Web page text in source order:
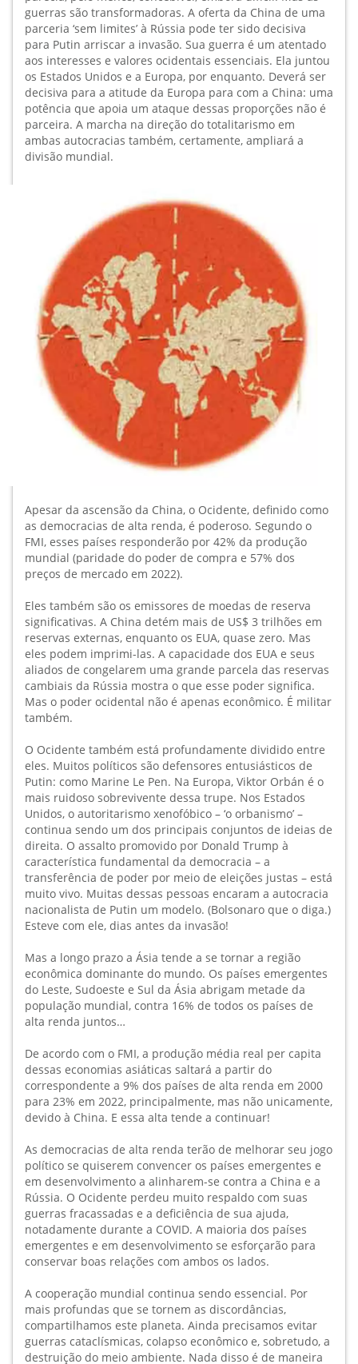
guerras são transformadoras. A oferta da China de uma
parceria ‘sem limites’ à Rússia pode ter sido decisiva
para Putin arriscar a invasão. Sua guerra é um atentado
aos interesses e valores ocidentais essenciais. Ela juntou
os Estados Unidos e a Europa, por enquanto. Deverá ser
decisiva para a atitude da Europa para com a China: uma
potência que apoia um ataque dessas proporções não é
parceira. A marcha na direção do totalitarismo em
ambas autocracias também, certamente, ampliará a
divisão mundial.
Apesar da ascensão da China, o Ocidente, definido como
as democracias de alta renda, é poderoso. Segundo o
FMI, esses países responderão por 42% da produção
mundial (paridade do poder de compra e 57% dos
preços de mercado em 2022).
Eles também são os emissores de moedas de reserva
significativas. A China detém mais de US$ 3 trilhões em
reservas externas, enquanto os EUA, quase zero. Mas
eles podem imprimi-las. A capacidade dos EUA e seus
aliados de congelarem uma grande parcela das reservas
cambiais da Rússia mostra o que esse poder significa.
Mas o poder ocidental não é apenas econômico. É militar
também.
O Ocidente também está profundamente dividido entre
eles. Muitos políticos são defensores entusiásticos de
Putin: como Marine Le Pen. Na Europa, Viktor Orbán é o
mais ruidoso sobrevivente dessa trupe. Nos Estados
Unidos, o autoritarismo xenofóbico – ‘o orbanismo’ –
continua sendo um dos principais conjuntos de ideias de
direita. O assalto promovido por Donald Trump à
característica fundamental da democracia – a
transferência de poder por meio de eleições justas – está
muito vivo. Muitas dessas pessoas encaram a autocracia
nacionalista de Putin um modelo. (Bolsonaro que o diga.)
Esteve com ele, dias antes da invasão!
Mas a longo prazo a Ásia tende a se tornar a região
econômica dominante do mundo. Os países emergentes
do Leste, Sudoeste e Sul da Ásia abrigam metade da
população mundial, contra 16% de todos os países de
alta renda juntos…
De acordo com o FMI, a produção média real per capita
dessas economias asiáticas saltará a partir do
correspondente a 9% dos países de alta renda em 2000
para 23% em 2022, principalmente, mas não unicamente,
devido à China. E essa alta tende a continuar!
As democracias de alta renda terão de melhorar seu jogo
político se quiserem convencer os países emergentes e
em desenvolvimento a alinharem-se contra a China e a
Rússia. O Ocidente perdeu muito respaldo com suas
guerras fracassadas e a deficiência de sua ajuda,
notadamente durante a COVID. A maioria dos países
emergentes e em desenvolvimento se esforçarão para
conservar boas relações com ambos os lados.
A cooperação mundial continua sendo essencial. Por
mais profundas que se tornem as discordâncias,
compartilhamos este planeta. Ainda precisamos evitar
guerras cataclísmicas, colapso econômico e, sobretudo, a
destruição do meio ambiente. Nada disso é de maneira